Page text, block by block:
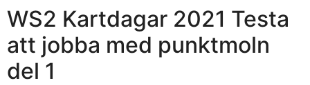
WS2 Kartdagar 2021 Testa
att jobba med punktmoln
del 1